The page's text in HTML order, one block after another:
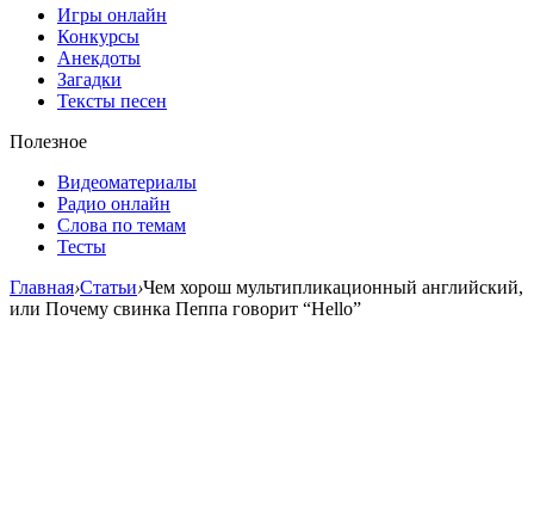
Игры онлайн
Конкурсы
Анекдоты
Загадки
Тексты песен
Полезное
Видеоматериалы
Радио онлайн
Слова по темам
Тесты
Главная›Статьи›Чем хорош мультипликационный английский,
или Почему свинка Пеппа говорит “Hello”